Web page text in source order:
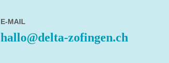
E-MAIL
hallo@delta-zofingen.ch